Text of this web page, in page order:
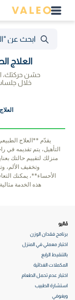
حسّن حركتك،
خلال
العلاج
يقدّم **العلاج
التأهيل، يتم تقديمه في
منزلك لتقييم حالتك
وتخفيف الألم،
الأحساء**، يمكنك
هذه الخدمة
ڤاليو
برنامج فقدان الوزن
اختبار معملي في المنزل
بالتنقيط الرابع
المكملات الغذائية
اختبار عدم تحمل الطعام
استشارة الطبيب
ويغوفي